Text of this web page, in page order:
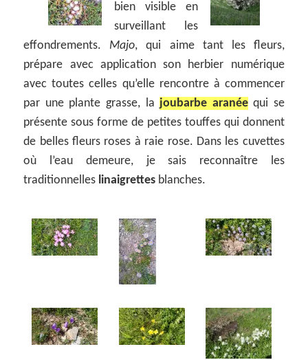
bien visible en
surveillant les
effondrements. Majo, qui aime tant les fleurs,
prépare avec application son herbier numérique
avec toutes celles qu’elle rencontre à commencer
par une plante grasse, la joubarbe aranéequi se
présente sous forme de petites touffes qui donnent
de belles fleurs roses à raie rose. Dans les cuvettes
où l’eau demeure, je sais reconnaître les
traditionnelles linaigrettes blanches.